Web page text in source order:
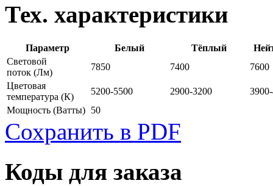
Тех. характеристики
Параметр Белый Тёплый
Световой
поток (Лм)
7850 7400
7600
Цветовая
температура (К)
5200-5500 2900-3200
Мощность (Ватты) 50
Сохранить в PDF
Коды для заказа